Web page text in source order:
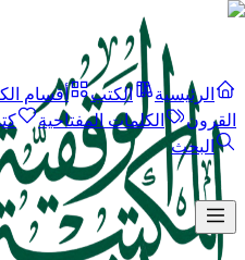
الرئيسية الكتب أقسام
القرون
الكلمات المفتاحية
البحث